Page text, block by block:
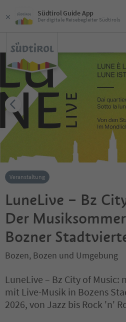
Südtirol Guide App
Der digitale Reisebegleiter Südtirols
Veranstaltung
LuneLive – Bz
Der
Bozner
Bozen, Bozen und Umgebung
LuneLive – Bz City of Music:
mit Live-Musik in Bozens
2026, von Jazz bis Rock 'n'